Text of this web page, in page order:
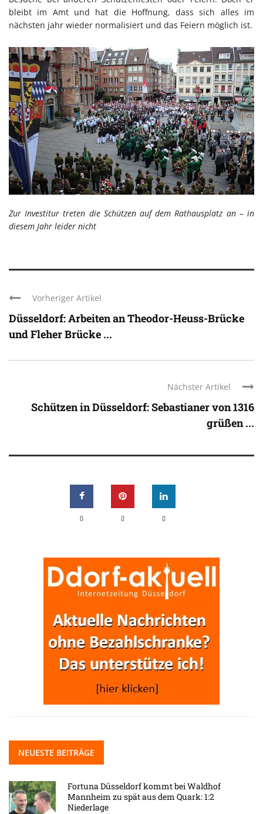
bleibt im Amt und hat die Hoffnung, dass sich alles im
nächsten jahr wieder normalisiert und das Feiern möglich ist.
Zur Investitur treten die Schützen auf dem Rathausplatz an – in
diesem Jahr leider nicht
Vorheriger Artikel
Düsseldorf: Arbeiten an Theodor-Heuss-Brücke
und Fleher Brücke ...
Nächster Artikel
Schützen in Düsseldorf: Sebastianer von 1316
grüßen ...
0 0 0
NEUESTE BEITRÄGE
Fortuna Düsseldorf kommt bei Waldhof
Mannheim zu spät aus dem Quark: 1:2
Niederlage